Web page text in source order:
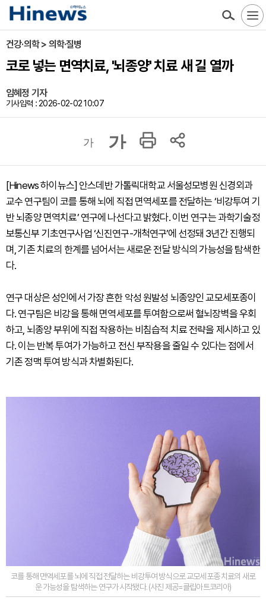
건강·의학 > 의학·질병
코로 넣는 면역치료, '뇌종양' 치료 새 길 열까
임혜정 기자
기사입력 : 2026-02-02 10:07
가 가
[Hinews 하이뉴스] 안스데반 가톨릭대학교 서울성모병원 신경외과
교수 연구팀이 코를 통해 뇌에 직접 면역세포를 전달하는 ‘비강투여 기
반 뇌종양 면역치료’ 연구에 나선다고 밝혔다. 이번 연구는 과학기술정
보통신부 기초연구사업 ‘신진연구-개척연구’에 선정돼 3년간 진행되
며, 기존 치료의 한계를 넘어서는 새로운 전달 방식의 가능성을 탐색한
다.
연구 대상은 성인에서 가장 흔한 악성 원발성 뇌종양인 교모세포종이
다. 연구팀은 비강을 통해 면역세포를 투여함으로써 혈뇌장벽을 우회
하고, 뇌종양 부위에 직접 작용하는 비침습적 치료 전략을 제시하고 있
다. 이는 반복 투여가 가능하고 전신 부작용을 줄일 수 있다는 점에서
기존 정맥 투여 방식과 차별화된다.
코를 통해 면역세포를 뇌에 직접 전달하는 비강투여 방식으로 교모세포종 치료의 새로
운 가능성을 탐색하는 연구가 시작됐다. (사진 제공=클립아트코리아)